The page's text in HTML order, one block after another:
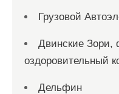
Грузовой
Двинские Зори,
оздоровительный
Дельфин